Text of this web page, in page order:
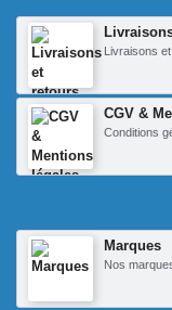
Livraisons
CGV &
Conditions
Marques
Nos